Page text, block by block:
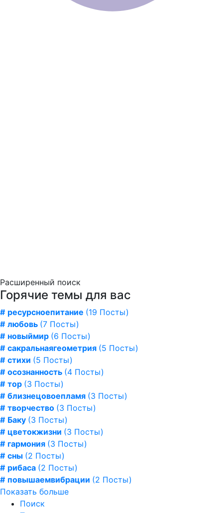
Расширенный поиск
Горячие темы для вас
# ресурсноепитание (19 Посты)
# любовь (7 Посты)
# новыймир (6 Посты)
# сакральнаягеометрия (5 Посты)
# стихи (5 Посты)
# осознанность (4 Посты)
# тор (3 Посты)
# близнецовоепламя (3 Посты)
# творчество (3 Посты)
# Баку (3 Посты)
# цветокжизни (3 Посты)
# гармония (3 Посты)
# сны (2 Посты)
# рибаса (2 Посты)
# повышаемвибрации (2 Посты)
Показать больше
Поиск